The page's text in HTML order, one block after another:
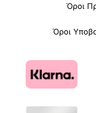
Όροι
Όροι